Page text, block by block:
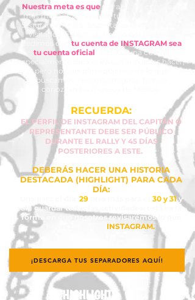
Nuestra meta es que tus amigos conozcan
más museos a través de tus publicaciones.
Seguramente les despertarás un interés por
visitarlos. Este es el motivo por el que te
pedimos que tu cuenta de INSTAGRAM sea
tu cuenta oficial . Si creas una cuenta
especialmente para el RALLY lo puedes hacer,
pero no cumple el objetivo de lo que
buscamos, que tus amigos y familia
conozcan los museos de México.
RECUERDA:
EL PERFIL DE INSTAGRAM DEL CAPITÁN O
REPRESENTANTE DEBE SER PÚBLICO
DURANTE EL RALLY Y 45 DÍAS
POSTERIORES A ESTE.
DEBERÁS HACER UNA HISTORIA
DESTACADA (HIGHLIGHT) PARA CADA
DÍA:
29otra más para el 30 y 31y
ahí guardar todas las actividades; esta es la
forma en que nosotros revisaremos lo que
INSTAGRAM.
¡DESCARGA TUS SEPARADORES AQUÍ!
HIGHLIGHTS